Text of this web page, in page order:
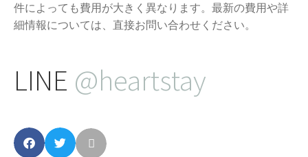
件によっても費用が大きく異なります。最新の費用や詳
細情報については、直接お問い合わせください。
LINE @heartstay